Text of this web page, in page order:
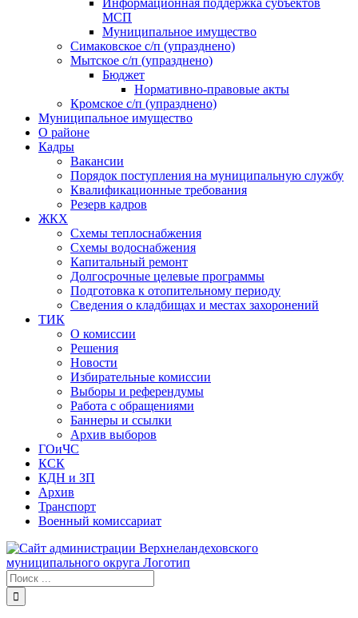
Информационная поддержка субъектов
МСП
Муниципальное имущество
Симаковское с/п (упразднено)
Мытское с/п (упразднено)
Бюджет
Нормативно-правовые акты
Кромское с/п (упразднено)
Муниципальное имущество
О районе
Кадры
Вакансии
Порядок поступления на муниципальную службу
Квалификационные требования
Резерв кадров
ЖКХ
Схемы теплоснабжения
Схемы водоснабжения
Капитальный ремонт
Долгосрочные целевые программы
Подготовка к отопительному периоду
Сведения о кладбищах и местах захоронений
ТИК
О комиссии
Решения
Новости
Избирательные комиссии
Выборы и референдумы
Работа с обращениями
Баннеры и ссылки
Архив выборов
ГОиЧС
КСК
КДН и ЗП
Архив
Транспорт
Военный комиссариат
Результат
поиска: